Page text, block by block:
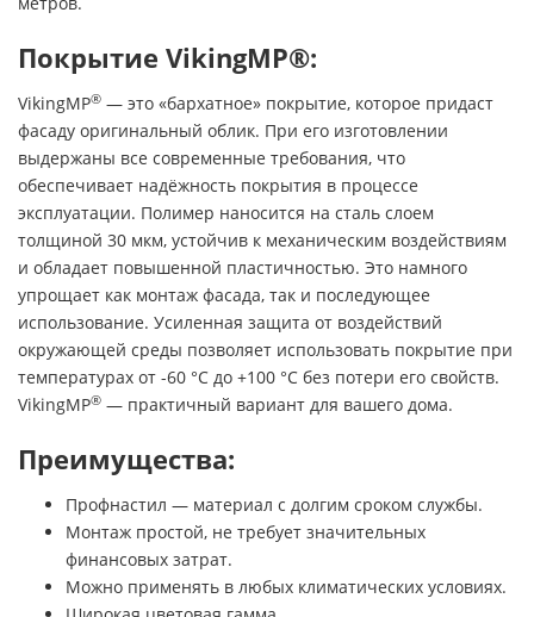
Покрытие VikingMP®:
VikingMP® — это «бархатное» покрытие, которое придаст
фасаду оригинальный облик. При его изготовлении
выдержаны все современные требования, что
обеспечивает надёжность покрытия в процессе
эксплуатации. Полимер наносится на сталь слоем
толщиной 30 мкм, устойчив к механическим воздействиям
и обладает повышенной пластичностью. Это намного
упрощает как монтаж фасада, так и последующее
использование. Усиленная защита от воздействий
окружающей среды позволяет использовать покрытие при
температурах от -60 °С до +100 °С без потери его свойств.
VikingMP® — практичный вариант для вашего дома.
Преимущества:
Профнастил — материал с долгим сроком службы.
Монтаж простой, не требует значительных
финансовых затрат.
Можно применять в любых климатических условиях.